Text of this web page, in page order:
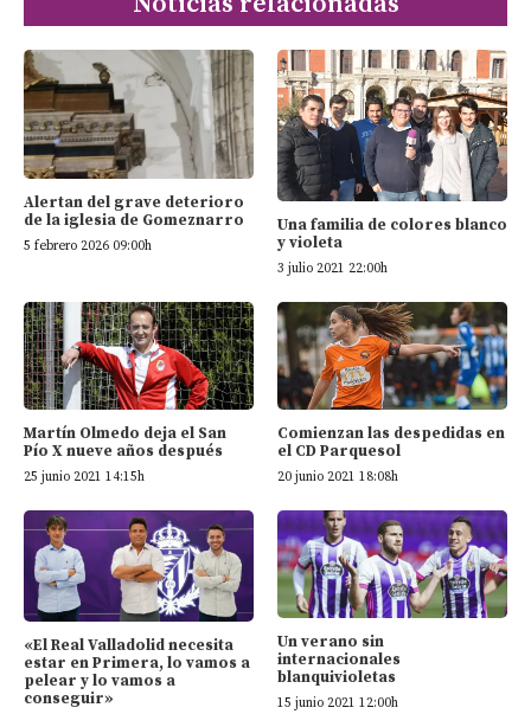
Alertan del grave deterioro
de la iglesia de Gomeznarro
5 febrero 2026 09:00h
Una familia de colores blanco
y violeta
3 julio 2021 22:00h
Martín Olmedo deja el San
Pío X nueve años después
25 junio 2021 14:15h
Comienzan las despedidas en
el CD Parquesol
20 junio 2021 18:08h
«El Real Valladolid necesita
estar en Primera, lo vamos a
pelear y lo vamos a
conseguir»
Un verano sin
internacionales
blanquivioletas
15 junio 2021 12:00h